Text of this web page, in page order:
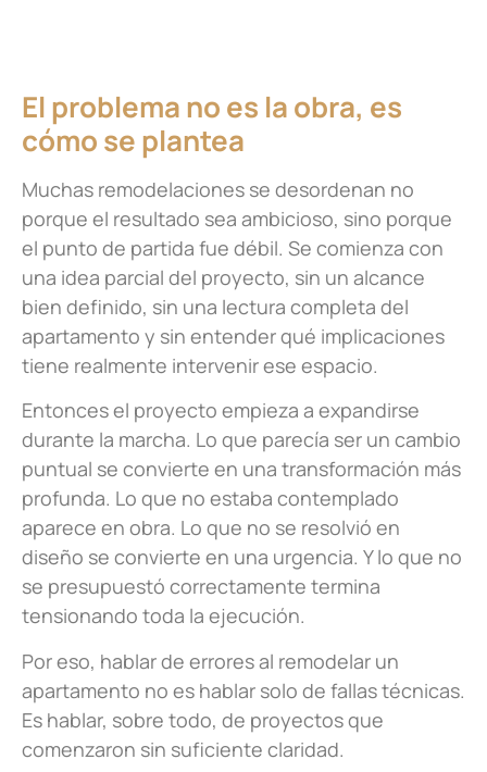
El problema no es la obra, es
cómo se plantea
Muchas remodelaciones se desordenan no
porque el resultado sea ambicioso, sino porque
el punto de partida fue débil. Se comienza con
una idea parcial del proyecto, sin un alcance
bien definido, sin una lectura completa del
apartamento y sin entender qué implicaciones
tiene realmente intervenir ese espacio.
Entonces el proyecto empieza a expandirse
durante la marcha. Lo que parecía ser un cambio
puntual se convierte en una transformación más
profunda. Lo que no estaba contemplado
aparece en obra. Lo que no se resolvió en
diseño se convierte en una urgencia. Y lo que no
se presupuestó correctamente termina
tensionando toda la ejecución.
Por eso, hablar de errores al remodelar un
apartamento no es hablar solo de fallas técnicas.
Es hablar, sobre todo, de proyectos que
comenzaron sin suficiente claridad.